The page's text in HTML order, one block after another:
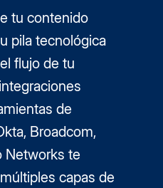
tu contenido
pila tecnológica
flujo de tu
de
Broadcom,
Networks te
capas de